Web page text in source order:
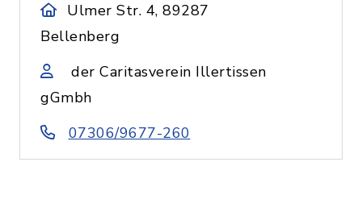
Ulmer Str. 4, 89287
Bellenberg
der Caritasverein Illertissen
gGmbh
07306/9677-260